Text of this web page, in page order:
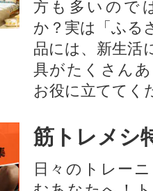
方も多いので
か？実は「ふる
品には、新生活
具がたくさん
お役に立ててく
筋トレメシ
日々のトレー